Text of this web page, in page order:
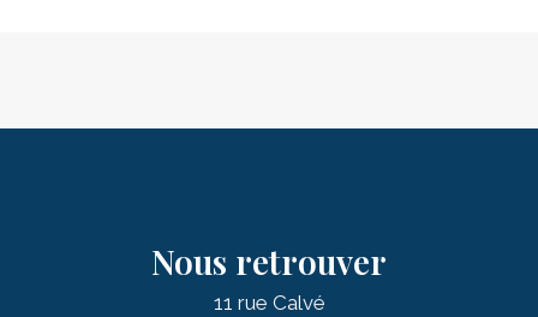
Nous retrouver
11 rue Calvé